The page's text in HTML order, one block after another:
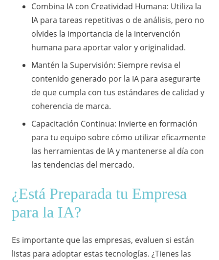
Combina IA con Creatividad Humana: Utiliza la
IA para tareas repetitivas o de análisis, pero no
olvides la importancia de la intervención
humana para aportar valor y originalidad.
Mantén la Supervisión: Siempre revisa el
contenido generado por la IA para asegurarte
de que cumpla con tus estándares de calidad y
coherencia de marca.
Capacitación Continua: Invierte en formación
para tu equipo sobre cómo utilizar eficazmente
las herramientas de IA y mantenerse al día con
las tendencias del mercado.
¿Está Preparada tu Empresa
para la IA?
Es importante que las empresas, evaluen si están
listas para adoptar estas tecnologías. ¿Tienes las